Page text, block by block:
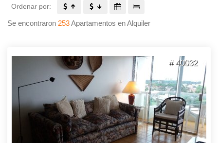
Ordenar por:
Se encontraron 253Apartamentos en Alquiler
# 40032